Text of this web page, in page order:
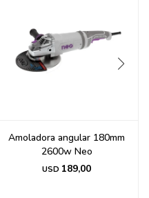
Amoladora angular 180mm
2600w Neo
USD 189,00